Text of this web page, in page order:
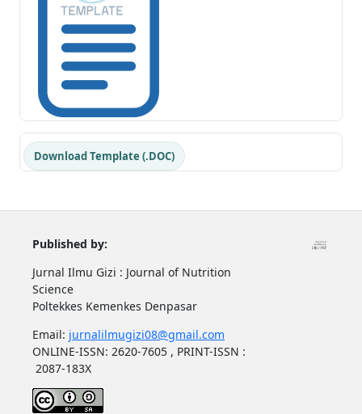
Download Template (.DOC)
Published by:
Jurnal Ilmu Gizi : Journal of Nutrition
Science
Poltekkes Kemenkes Denpasar
Email: jurnalilmugizi08@gmail.com
ONLINE-ISSN: 2620-7605 , PRINT-ISSN :
2087-183X